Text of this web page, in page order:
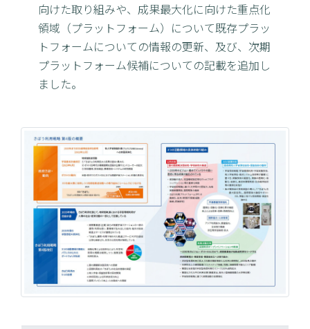
向けた取り組みや、成果最大化に向けた重点化
領域（プラットフォーム）について既存プラッ
トフォームについての情報の更新、及び、次期
プラットフォーム候補についての記載を追加し
ました。